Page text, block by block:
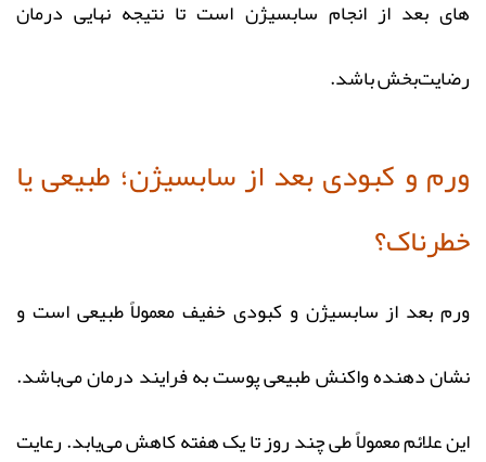
های بعد از انجام سابسیژن است تا نتیجه نهایی درمان
رضایت‌بخش باشد.
ورم و کبودی بعد از سابسیژن؛ طبیعی یا
خطرناک؟
ورم بعد از سابسیژن و کبودی خفیف معمولاً طبیعی است و
نشان‌ دهنده واکنش طبیعی پوست به فرایند درمان می‌باشد.
این علائم معمولاً طی چند روز تا یک هفته کاهش می‌یابد. رعایت